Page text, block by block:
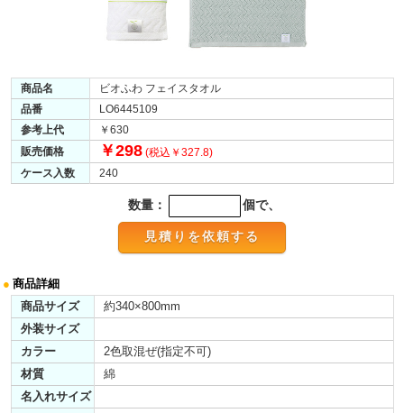
商品名
ビオふわ フェイスタオル
品番
LO6445109
参考上代
￥630
販売価格
￥298 (税込￥327.8)
ケース入数
240
数量： 個で、
● 商品詳細
商品サイズ
約340×800mm
外装サイズ
カラー
2色取混ぜ(指定不可)
材質
綿
名入れサイズ